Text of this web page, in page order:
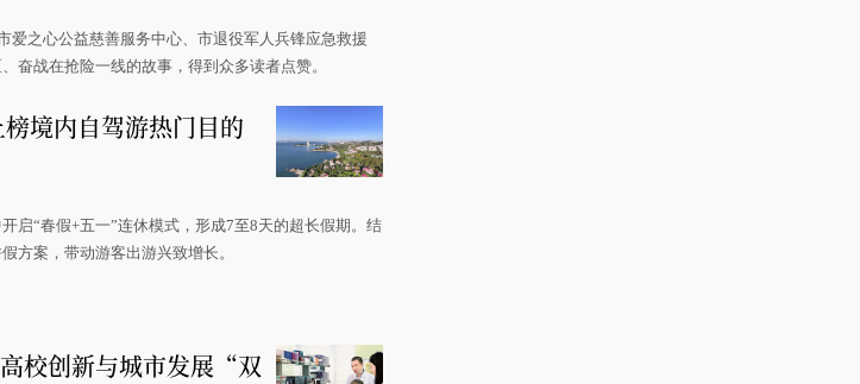
爱之心公益慈善服务中心、市退役军人兵锋应急救援
奋战在抢险一线的故事，得到众多读者点赞。
境内自驾游热门目的
启“春假+五一”连休模式，形成7至8天的超长假期。结
方案，带动游客出游兴致增长。
校创新与城市发展“双